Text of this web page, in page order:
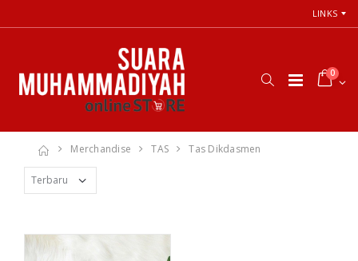
LINKS
0
Merchandise TAS Tas Dikdasmen